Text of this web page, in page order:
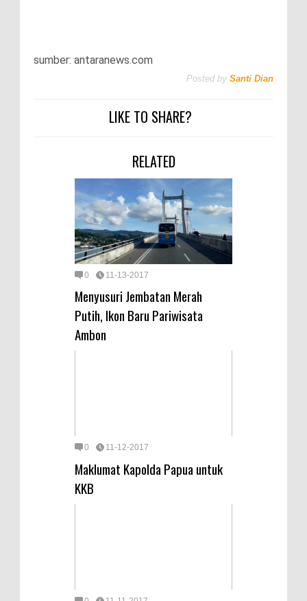
sumber: antaranews.com
Posted by Santi Dian
LIKE TO SHARE?
RELATED
0 11-13-2017
Menyusuri Jembatan Merah
Putih, Ikon Baru Pariwisata
Ambon
0 11-12-2017
Maklumat Kapolda Papua untuk
KKB